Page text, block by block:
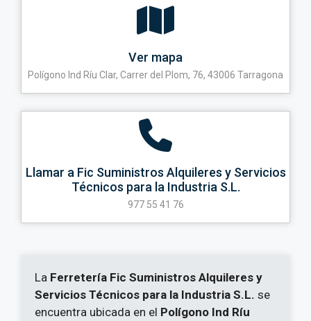
Ver mapa
Polígono Ind Ríu Clar, Carrer del Plom, 76, 43006 Tarragona
Llamar a Fic Suministros Alquileres y Servicios
Técnicos para la Industria S.L.
977 55 41 76
La Ferretería Fic Suministros Alquileres y
Servicios Técnicos para la Industria S.L. se
encuentra ubicada en el Polígono Ind Ríu